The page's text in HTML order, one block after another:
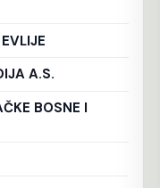
A.S.
BOSNE I